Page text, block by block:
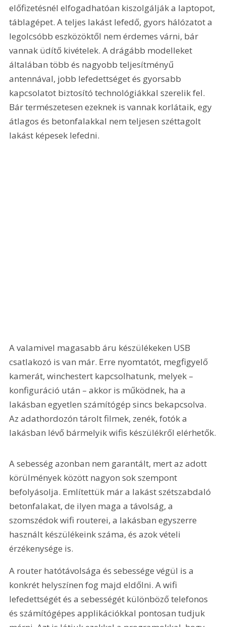
előfizetésnél elfogadhatóan kiszolgálják a laptopot,
táblagépet. A teljes lakást lefedő, gyors hálózatot a
legolcsóbb eszközöktől nem érdemes várni, bár
vannak üdítő kivételek. A drágább modelleket
általában több és nagyobb teljesítményű
antennával, jobb lefedettséget és gyorsabb
kapcsolatot biztosító technológiákkal szerelik fel.
Bár természetesen ezeknek is vannak korlátaik, egy
átlagos és betonfalakkal nem teljesen széttagolt
lakást képesek lefedni.
A valamivel magasabb áru készülékeken USB
csatlakozó is van már. Erre nyomtatót, megfigyelő
kamerát, winchestert kapcsolhatunk, melyek –
konfiguráció után – akkor is működnek, ha a
lakásban egyetlen számítógép sincs bekapcsolva.
Az adathordozón tárolt filmek, zenék, fotók a
lakásban lévő bármelyik wifis készülékről elérhetők.
A sebesség azonban nem garantált, mert az adott
körülmények között nagyon sok szempont
befolyásolja. Említettük már a lakást szétszabdaló
betonfalakat, de ilyen maga a távolság, a
szomszédok wifi routerei, a lakásban egyszerre
használt készülékeink száma, és azok vételi
érzékenysége is.
A router hatótávolsága és sebessége végül is a
konkrét helyszínen fog majd eldőlni. A wifi
lefedettségét és a sebességét különböző telefonos
és számítógépes applikációkkal pontosan tudjuk